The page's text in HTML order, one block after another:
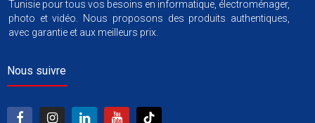
Tunisie pour tous vos besoins en informatique, électroménager,
photo et vidéo. Nous proposons des produits authentiques,
avec garantie et aux meilleurs prix.
Nous suivre